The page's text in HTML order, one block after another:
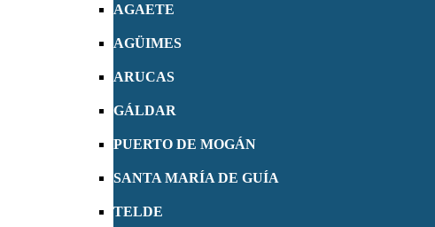
AGAETE
AGÜIMES
ARUCAS
GÁLDAR
PUERTO DE MOGÁN
SANTA MARÍA DE GUÍA
TELDE